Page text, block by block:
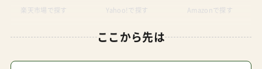
Amazonで探す
楽天市場で探す Yahoo!で探す
ここから先は